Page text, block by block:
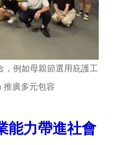
，例如母親節選用庇護工
推廣多元包容
能力帶進社會